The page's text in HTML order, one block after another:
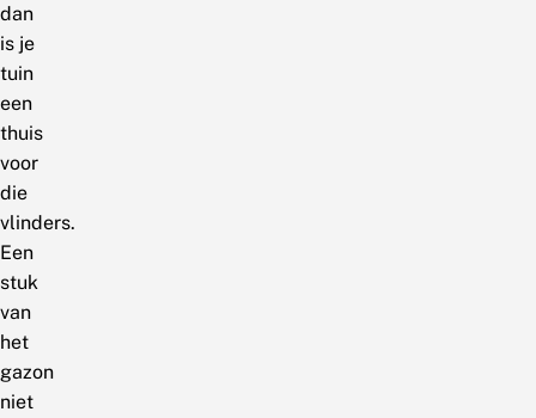
dan
is je
tuin
een
thuis
voor
die
vlinders.
Een
stuk
van
het
gazon
niet